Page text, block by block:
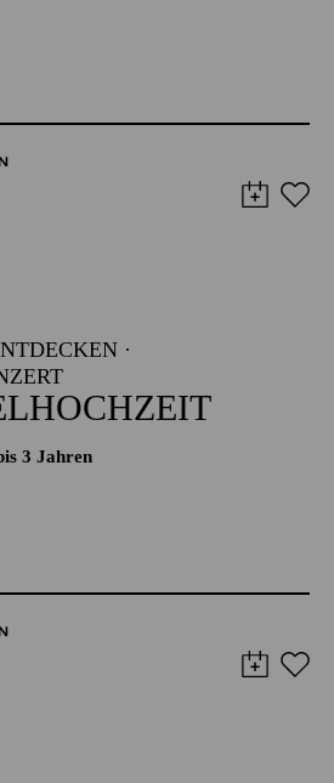
·
3 Jahren